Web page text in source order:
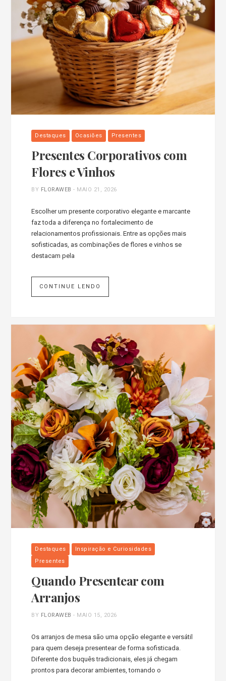
Destaques Ocasiões Presentes
Presentes Corporativos com
Flores e Vinhos
BY FLORAWEB - MAIO 21, 2026
Escolher um presente corporativo elegante e marcante
faz toda a diferença no fortalecimento de
relacionamentos profissionais. Entre as opções mais
sofisticadas, as combinações de flores e vinhos se
destacam pela
CONTINUE LENDO
Destaques
Inspiração e Curiosidades
Presentes
Quando Presentear com
Arranjos
BY FLORAWEB - MAIO 15, 2026
Os arranjos de mesa são uma opção elegante e versátil
para quem deseja presentear de forma sofisticada.
Diferente dos buquês tradicionais, eles já chegam
prontos para decorar ambientes, tornando o